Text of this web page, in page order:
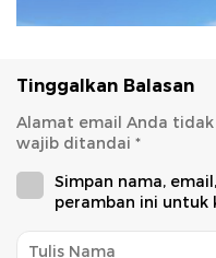
Tinggalkan Balasan
Alamat email Anda
wajib ditandai *
Simpan nama,
peramban ini untuk